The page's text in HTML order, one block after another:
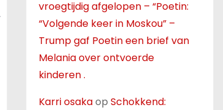
vroegtijdig afgelopen – “Poetin:
“Volgende keer in Moskou” –
Trump gaf Poetin een brief van
Melania over ontvoerde
kinderen .
Karri osakaop Schokkend: